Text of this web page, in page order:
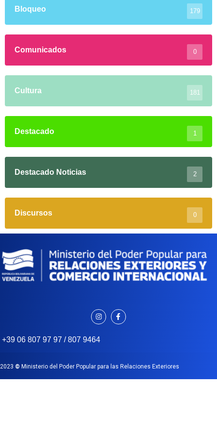
Bloqueo 179
Comunicados 0
Cultura 181
Destacado 1
Destacado Noticias 2
Discursos 0
+39 06 807 97 97 / 807 9464
2023 © Ministerio del Poder Popular para las Relaciones Exteriores